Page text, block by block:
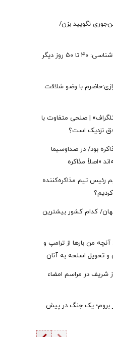
نگویید بزن/
گرمای تابستان تا کی ادامه دارد؟/هواشناسی: ۴۰ تا ۵۰ روز دیگر
با وضو شلاقت
| صلحی متفاوت با
نزدیک است؟
بود/ در صداوسیما
«اصلاً مذاکره
رئیس تیم مذاکره‌کننده
در جهان/ کدام کشور بیشترین
آنچه من بارها از ترامپ و
و تحویل اسلحه به آنان
شریف در مراسم امضاء
بروم؛ یک جنگ در پیش